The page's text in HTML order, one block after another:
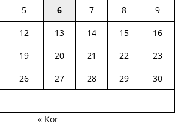
5 6 7 8
9
12 13 14 15
16
19 20 21 22
23
26 27 28 29
30
« Kor